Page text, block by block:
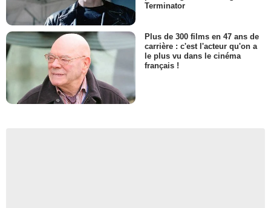
Terminator
Plus de 300 films en 47 ans de
carrière : c'est l'acteur qu'on a
le plus vu dans le cinéma
français !